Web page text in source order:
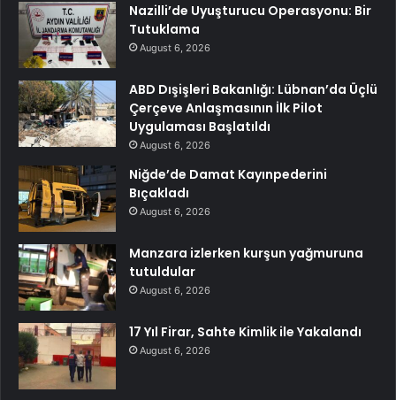
Nazilli’de Uyuşturucu Operasyonu: Bir
Tutuklama
August 6, 2026
ABD Dışişleri Bakanlığı: Lübnan’da Üçlü
Çerçeve Anlaşmasının İlk Pilot
Uygulaması Başlatıldı
August 6, 2026
Niğde’de Damat Kayınpederini
Bıçakladı
August 6, 2026
Manzara izlerken kurşun yağmuruna
tutuldular
August 6, 2026
17 Yıl Firar, Sahte Kimlik ile Yakalandı
August 6, 2026